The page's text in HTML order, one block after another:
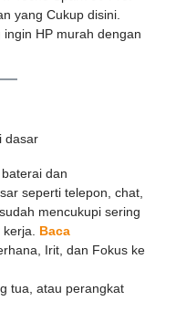
yang Cukup disini.
HP murah dengan
dasar
dan
seperti telepon, chat,
mencukupi sering
Baca
Irit, dan Fokus ke
tua, atau perangkat